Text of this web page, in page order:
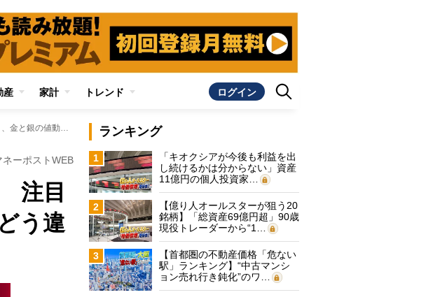
産 家計 トレンド ログイン
金価格高騰の陰で銀価格も5年で2倍に 注目集まる「銀投資」、金と銀の値動きはどう違うのか
ネーポストWEB
注目
う違
ランキング
1
「キオクシアが今後も利益を出
し続けるかは分からない」資産
11億円の個人投資家…
2
【億り人オールスターが狙う20
銘柄】「総資産69億円超」90歳
現役トレーダーから“1…
3
【首都圏の不動産価格「危ない
駅」ランキング】“中古マンシ
ョン売れ行き鈍化”のワ…